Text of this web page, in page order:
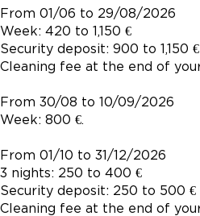
From 01/06 to 29/08/2026
Week: 420 to 1,150 €
Security deposit: 900 to 1,150 €
Cleaning fee at the end of
From 30/08 to 10/09/2026
Week: 800 €.
From 01/10 to 31/12/2026
3 nights: 250 to 400 €
Security deposit: 250 to 500 €
Cleaning fee at the end of